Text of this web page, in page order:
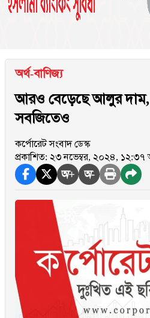
অর্থ-বাণিজ্য
আরও বেড়েছে আলুর দাম,
সবজিতেও
কর্পোরেট সংবাদ ডেস্ক
প্রকাশিত: ২৩ নভেম্বর, ২০২৪, ১২:৩৭
অ+ অ-